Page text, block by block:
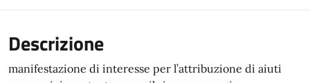
Descrizione
manifestazione di interesse per l’attribuzione di aiuti